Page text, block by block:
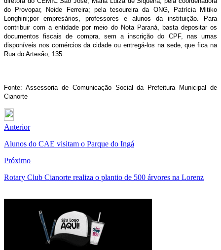
do Provopar, Neide Ferreira; pela tesoureira da ONG, Patrícia Mitiko
Longhini;por empresários, professores e alunos da instituição. Para
contribuir com a entidade por meio do Nota Paraná, basta depositar os
documentos fiscais de compra, sem a inscrição do CPF, nas urnas
disponíveis nos comércios da cidade ou entregá-los na sede, que fica na
Rua do Artesão, 135.
Fonte: Assessoria de Comunicação Social da Prefeitura Municipal de
Cianorte
Anterior
Alunos do CAE visitam o Parque do Ingá
Próximo
Rotary Club Cianorte realiza o plantio de 500 árvores na Lorenz